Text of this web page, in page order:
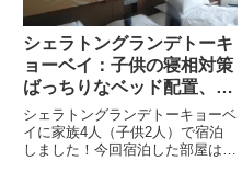
シェラトングランデトーキ
ョーベイ：子供の寝相対策
ばっちりなベッド配置、パ
ークウィングに4人泊
シェラトングランデトーキョーベ
イに家族4人（子供2人）で宿泊
しました！今回宿泊した部屋はパ